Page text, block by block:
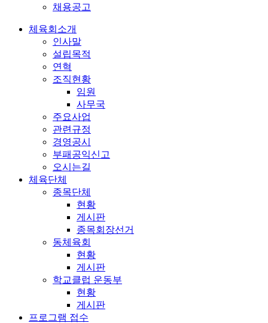
채용공고
체육회소개
인사말
설립목적
연혁
조직현황
임원
사무국
주요사업
관련규정
경영공시
부패공익신고
오시는길
체육단체
종목단체
현황
게시판
종목회장선거
동체육회
현황
게시판
학교클럽 운동부
현황
게시판
프로그램 접수